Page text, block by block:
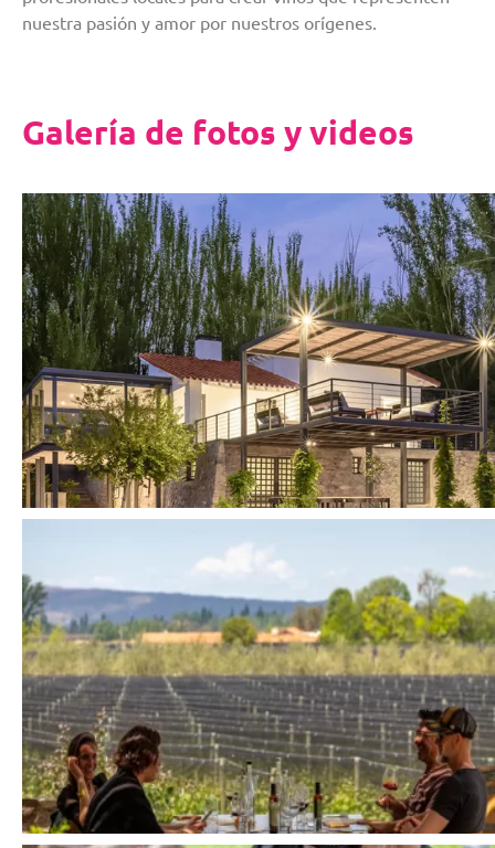
nuestra pasión y amor por nuestros orígenes.
Galería de fotos y videos